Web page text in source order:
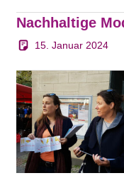
Nachhaltige
15. Januar 2024